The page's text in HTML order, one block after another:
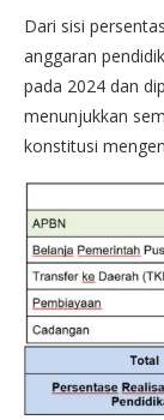
Dari sisi
anggaran
pada 2024 dan
menunjukkan
konstitusi